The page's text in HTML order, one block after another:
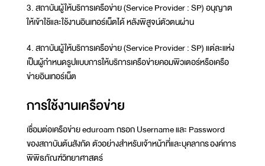
3. สถาบันผู้ให้บริการเครือข่าย (Service Provider : SP) อนุญาต
ให้เข้าใช้และใช้งานอินเทอร์เน็ตได้ หลังพิสูจน์ตัวตนผ่าน
4. สถาบันผู้ให้บริการเครือข่าย (Service Provider : SP) แต่ละแห่ง
เป็นผู้กำหนดรูปแบบการให้บริการเครือข่ายคอมพิวเตอร์หรือเครือ
ข่ายอินเทอร์เน็ต
การใช้งานเครือข่าย
เชื่อมต่อเครือข่าย eduroam กรอก Username และ Password
ของสถาบันต้นสังกัด ตัวอย่างสำหรับเจ้าหน้าที่และบุคลากร องค์การ
พิพิธภัณฑ์วิทยาศาสตร์